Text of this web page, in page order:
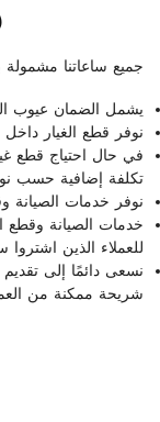
جميع ساعاتنا
يشمل الضمان عيوب
نوفر قطع الغيار
في حال احتياج قطع
تكلفة إضافية حسب
نوفر خدمات الصيانة
خدمات الصيانة وقطع
للعملاء الذين
نسعى دائمًا إلى تقديم
شريحة ممكنة من